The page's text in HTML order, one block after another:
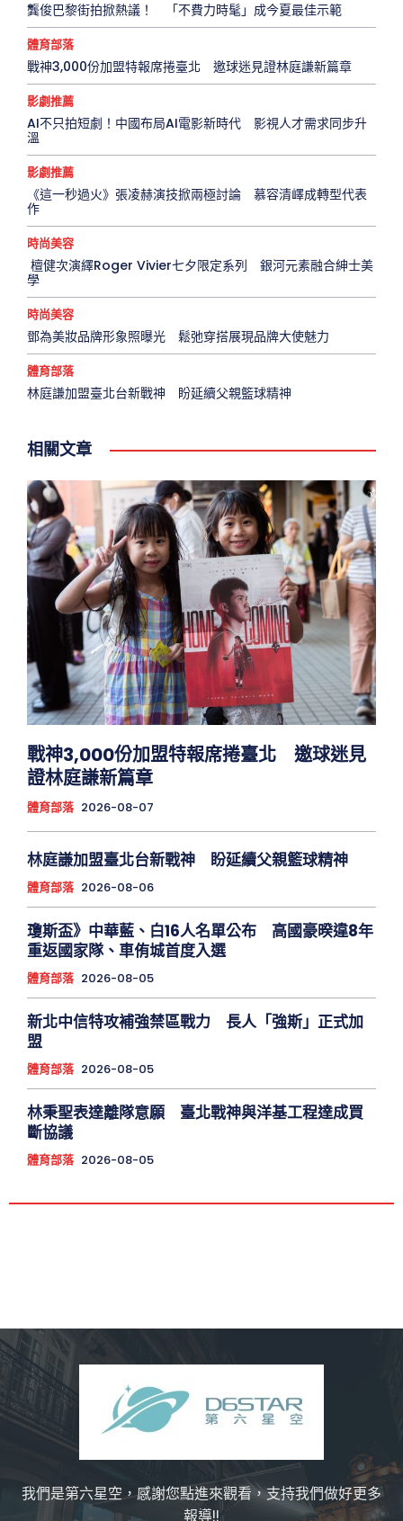
龔俊巴黎街拍掀熱議！ 「不費力時髦」成今夏最佳示範
體育部落
戰神3,000份加盟特報席捲臺北 邀球迷見證林庭謙新篇章
影劇推薦
AI不只拍短劇！中國布局AI電影新時代 影視人才需求同步升
溫
影劇推薦
《這一秒過火》張凌赫演技掀兩極討論 慕容清嶧成轉型代表
作
時尚美容
檀健次演繹Roger Vivier七夕限定系列 銀河元素融合紳士美
學
時尚美容
鄧為美妝品牌形象照曝光 鬆弛穿搭展現品牌大使魅力
體育部落
林庭謙加盟臺北台新戰神 盼延續父親籃球精神
相關文章
戰神3,000份加盟特報席捲臺北 邀球迷見
證林庭謙新篇章
體育部落 2026-08-07
林庭謙加盟臺北台新戰神 盼延續父親籃球精神
體育部落 2026-08-06
瓊斯盃》中華藍、白16人名單公布 高國豪暌違8年
重返國家隊、車侑城首度入選
體育部落 2026-08-05
新北中信特攻補強禁區戰力 長人「強斯」正式加
盟
體育部落 2026-08-05
林秉聖表達離隊意願 臺北戰神與洋基工程達成買
斷協議
體育部落 2026-08-05
我們是第六星空，感謝您點進來觀看，支持我們做好更多
報導!!